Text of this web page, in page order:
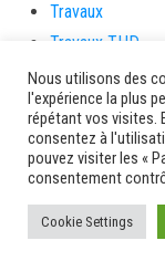
Travaux
Travaux THD
travaux utiles
TSUNAMI
TZCLD
uncategorized
Video
Nous utilisons des
l'expérience la plus
répétant vos visites.
consentez à
pouvez visiter les «
consentement
Cookie Settings